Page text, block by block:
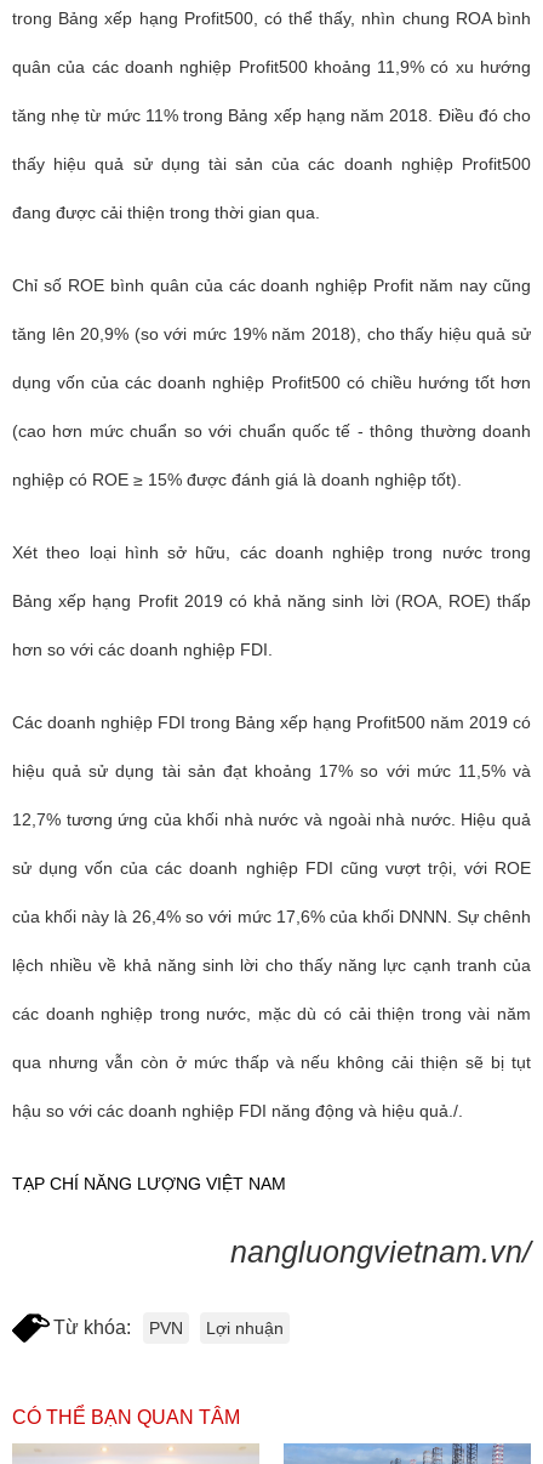
trong Bảng xếp hạng Profit500, có thể thấy, nhìn chung ROA bình
quân của các doanh nghiệp Profit500 khoảng 11,9% có xu hướng
tăng nhẹ từ mức 11% trong Bảng xếp hạng năm 2018. Điều đó cho
thấy hiệu quả sử dụng tài sản của các doanh nghiệp Profit500
đang được cải thiện trong thời gian qua.
Chỉ số ROE bình quân của các doanh nghiệp Profit năm nay cũng
tăng lên 20,9% (so với mức 19% năm 2018), cho thấy hiệu quả sử
dụng vốn của các doanh nghiệp Profit500 có chiều hướng tốt hơn
(cao hơn mức chuẩn so với chuẩn quốc tế - thông thường doanh
nghiệp có ROE ≥ 15% được đánh giá là doanh nghiệp tốt).
Xét theo loại hình sở hữu, các doanh nghiệp trong nước trong
Bảng xếp hạng Profit 2019 có khả năng sinh lời (ROA, ROE) thấp
hơn so với các doanh nghiệp FDI.
Các doanh nghiệp FDI trong Bảng xếp hạng Profit500 năm 2019 có
hiệu quả sử dụng tài sản đạt khoảng 17% so với mức 11,5% và
12,7% tương ứng của khối nhà nước và ngoài nhà nước. Hiệu quả
sử dụng vốn của các doanh nghiệp FDI cũng vượt trội, với ROE
của khối này là 26,4% so với mức 17,6% của khối DNNN. Sự chênh
lệch nhiều về khả năng sinh lời cho thấy năng lực cạnh tranh của
các doanh nghiệp trong nước, mặc dù có cải thiện trong vài năm
qua nhưng vẫn còn ở mức thấp và nếu không cải thiện sẽ bị tụt
hậu so với các doanh nghiệp FDI năng động và hiệu quả./.
TẠP CHÍ NĂNG LƯỢNG VIỆT NAM
nangluongvietnam.vn/
Từ khóa: PVN Lợi nhuận
CÓ THỂ BẠN QUAN TÂM